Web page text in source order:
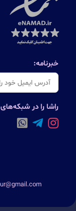
خبرنامه:
راشا را در